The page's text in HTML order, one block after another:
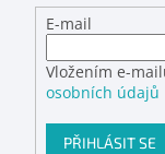
E-mail
Vložením e-
osobních údajů
PŘIHLÁSIT SE